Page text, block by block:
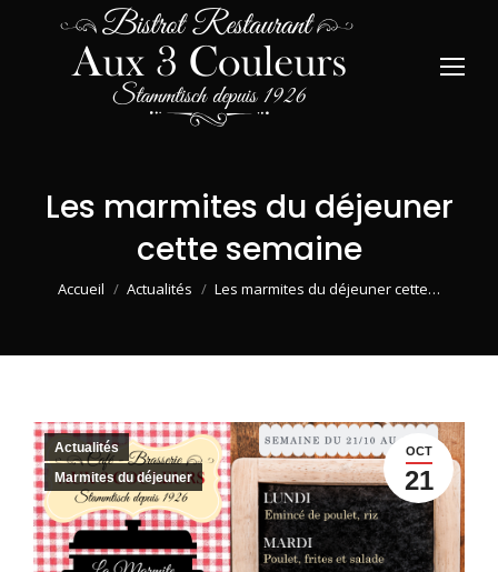
Les marmites du déjeuner
cette semaine
Vous êtes ici :
Accueil Actualités Les marmites du déjeuner cette…
OCT
21
Actualités
Marmites du déjeuner